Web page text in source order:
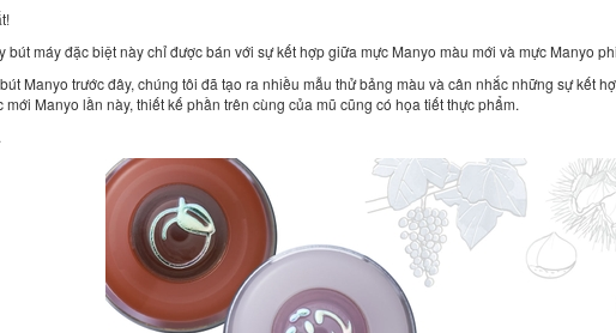
máy đặc biệt này chỉ được bán với sự kết hợp giữa mực Manyo màu mới và mực Manyo
Manyo trước đây, chúng tôi đã tạo ra nhiều mẫu thử bảng màu và cân nhắc những sự kết
Manyo lần này, thiết kế phần trên cùng của mũ cũng có họa tiết thực phẩm.